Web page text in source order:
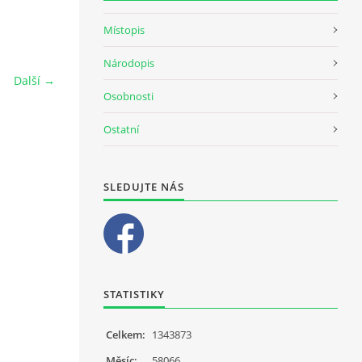
Další →
Místopis
Národopis
Osobnosti
Ostatní
SLEDUJTE NÁS
STATISTIKY
Celkem: 1343873